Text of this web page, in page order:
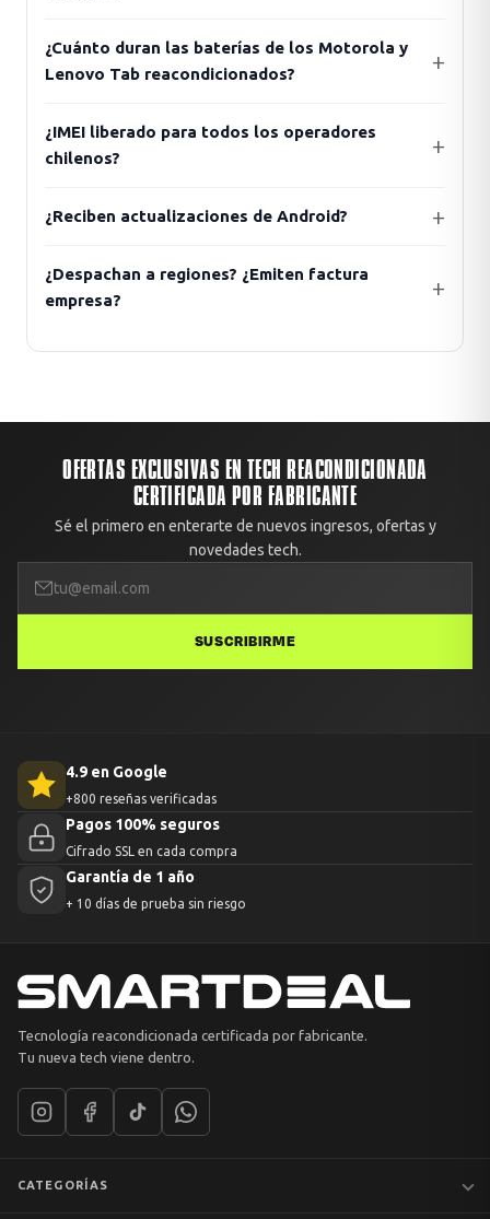
¿Cuánto duran las baterías de los Motorola y
Lenovo Tab reacondicionados?
¿IMEI liberado para todos los operadores
chilenos?
¿Reciben actualizaciones de Android?
¿Despachan a regiones? ¿Emiten factura
empresa?
OFERTAS EXCLUSIVAS EN TECH REACONDICIONADA
CERTIFICADA POR FABRICANTE
Sé el primero en enterarte de nuevos ingresos, ofertas y
novedades tech.
SUSCRIBIRME
4.9 en Google
+800 reseñas verificadas
Pagos 100% seguros
Cifrado SSL en cada compra
Garantía de 1 año
+ 10 días de prueba sin riesgo
Tecnología reacondicionada certificada por fabricante.
Tu nueva tech viene dentro.
CATEGORÍAS